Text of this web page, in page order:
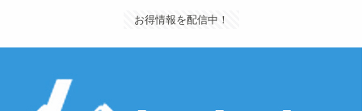
お得情報を配信中！